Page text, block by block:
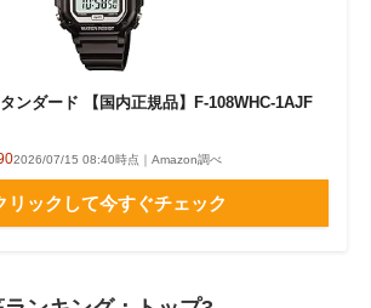
ンダード 【国内正規品】F-108WHC-1AJF
2026/07/15 08:40時点｜Amazon調べ
リックして今すぐチェック